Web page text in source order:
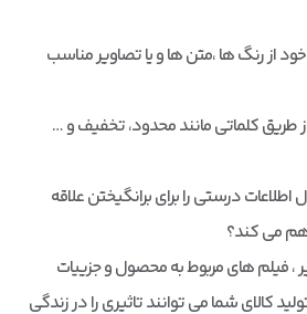
از رنگ ها ،متن ها و یا تصاویر مناسب
طریق کلماتی مانند محدود، تخفیف و …
درستی را برای برانگیختن علاقه
می کند؟
، فیلم های مربوط به محصول و جزییات
کالای شما می توانند تاثیری را در زندگی